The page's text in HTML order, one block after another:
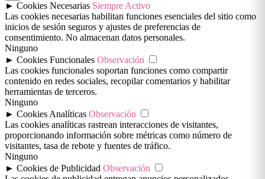
► Cookies Necesarias Siempre Activo
Las cookies necesarias habilitan funciones esenciales del sitio como
inicios de sesión seguros y ajustes de preferencias de
consentimiento. No almacenan datos personales.
Ninguno
► Cookies Funcionales Observación
Las cookies funcionales soportan funciones como compartir
contenido en redes sociales, recopilar comentarios y habilitar
herramientas de terceros.
Ninguno
► Cookies Analíticas Observación
Las cookies analíticas rastrean interacciones de visitantes,
proporcionando información sobre métricas como número de
visitantes, tasa de rebote y fuentes de tráfico.
Ninguno
► Cookies de Publicidad Observación